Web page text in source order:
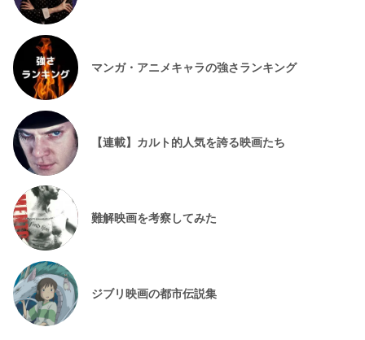
マンガ・アニメキャラの強さランキング
【連載】カルト的人気を誇る映画たち
難解映画を考察してみた
ジブリ映画の都市伝説集